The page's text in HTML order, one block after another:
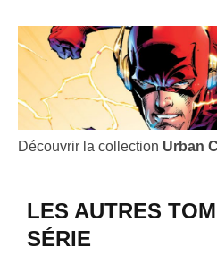
Découvrir la collection Urban
LES AUTRES
SÉRIE